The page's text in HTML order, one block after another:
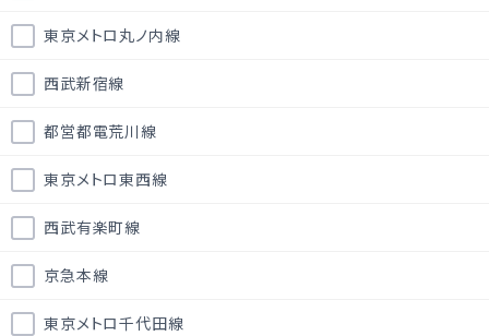
東京メトロ丸ノ内線
西武新宿線
都営都電荒川線
東京メトロ東西線
西武有楽町線
京急本線
東京メトロ千代田線